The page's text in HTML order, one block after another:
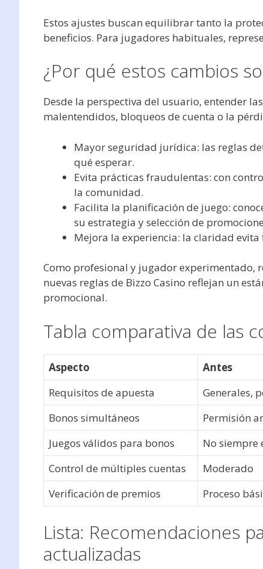
Estos ajustes buscan equilibrar tanto la
beneficios. Para jugadores habituales,
¿Por qué estos cambios
Desde la perspectiva del usuario, entender
malentendidos, bloqueos de cuenta o la
Mayor seguridad jurídica: las reglas
qué esperar.
Evita prácticas fraudulentas: con
la comunidad.
Facilita la planificación de juego:
su estrategia y selección de
Mejora la experiencia: la claridad
Como profesional y jugador experimentado,
nuevas reglas de Bizzo Casino reflejan un
promocional.
Tabla comparativa de las
Aspecto Antes
Requisitos de apuesta
Generales,
Bonos simultáneos
Permisión
Juegos válidos para bonos
No siempre
Control de múltiples cuentas
Moderado
Verificación de premios
Proceso
Lista: Recomendaciones
actualizadas